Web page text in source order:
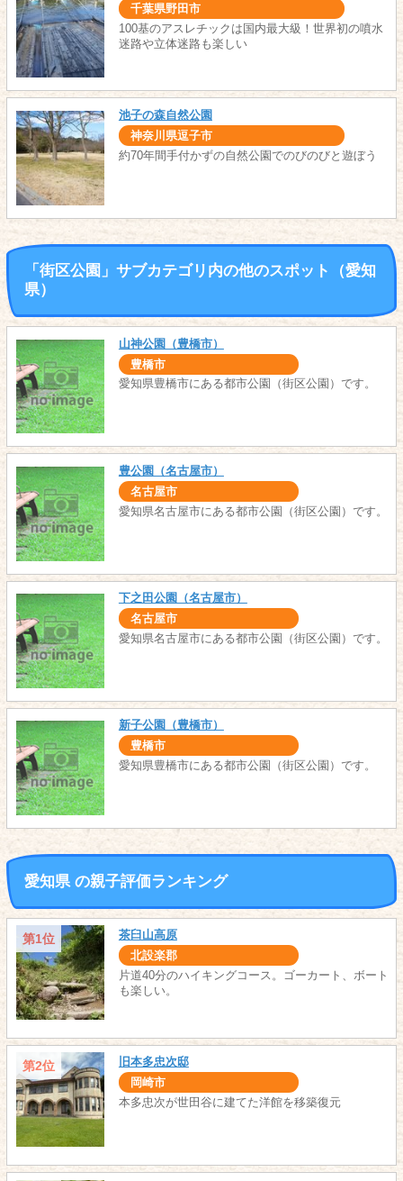
千葉県野田市
100基のアスレチックは国内最大級！世界初の噴水
迷路や立体迷路も楽しい
池子の森自然公園
神奈川県逗子市
約70年間手付かずの自然公園でのびのびと遊ぼう
「街区公園」サブカテゴリ内の他のスポット（愛知
県）
山神公園（豊橋市）
豊橋市
愛知県豊橋市にある都市公園（街区公園）です。
豊公園（名古屋市）
名古屋市
愛知県名古屋市にある都市公園（街区公園）です。
下之田公園（名古屋市）
名古屋市
愛知県名古屋市にある都市公園（街区公園）です。
新子公園（豊橋市）
豊橋市
愛知県豊橋市にある都市公園（街区公園）です。
愛知県 の親子評価ランキング
第1位 茶臼山高原
北設楽郡
片道40分のハイキングコース。ゴーカート、ボート
も楽しい。
第2位 旧本多忠次邸
岡崎市
本多忠次が世田谷に建てた洋館を移築復元